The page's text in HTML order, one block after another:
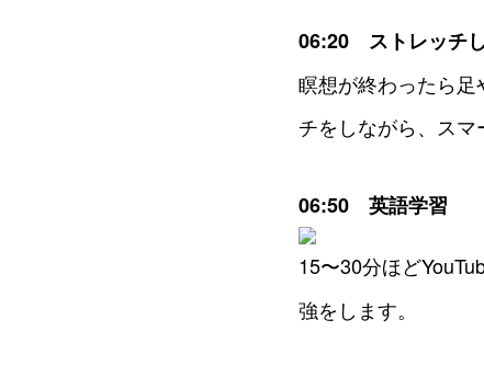
06:20 ストレッチ
瞑想が終わったら
チをしながら、スマ
06:50 英語学習
15〜30分ほど
強をします。